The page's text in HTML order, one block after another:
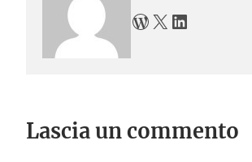
WordPress X LinkedIn
Lascia un commento